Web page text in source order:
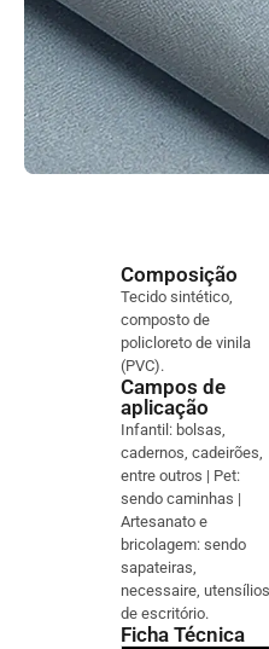
Composição
Tecido sintético,
composto de
policloreto de vinila
(PVC).
Campos de
aplicação
Infantil: bolsas,
cadernos, cadeirões,
entre outros | Pet:
sendo caminhas |
Artesanato e
bricolagem: sendo
sapateiras,
necessaire, utensílios
de escritório.
Ficha Técnica